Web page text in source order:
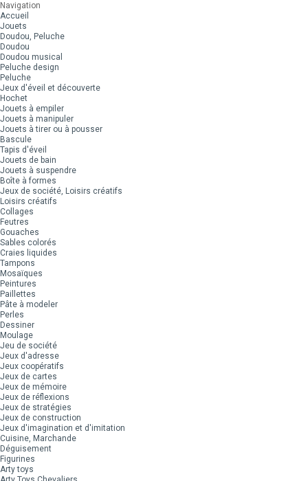
Navigation
Accueil
Jouets
Doudou, Peluche
Doudou
Doudou musical
Peluche design
Peluche
Jeux d'éveil et découverte
Hochet
Jouets à empiler
Jouets à manipuler
Jouets à tirer ou à pousser
Bascule
Tapis d'éveil
Jouets de bain
Jouets à suspendre
Boîte à formes
Jeux de société, Loisirs créatifs
Loisirs créatifs
Collages
Feutres
Gouaches
Sables colorés
Craies liquides
Tampons
Mosaïques
Peintures
Paillettes
Pâte à modeler
Perles
Dessiner
Moulage
Jeu de société
Jeux d'adresse
Jeux coopératifs
Jeux de cartes
Jeux de mémoire
Jeux de réflexions
Jeux de stratégies
Jeux de construction
Jeux d'imagination et d'imitation
Cuisine, Marchande
Déguisement
Figurines
Arty toys